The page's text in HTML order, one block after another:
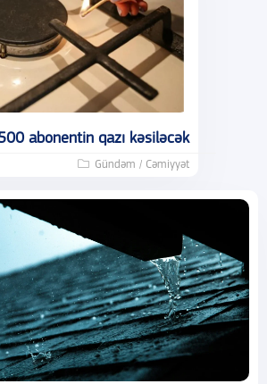
abonentin qazı kəsiləcək
Gündəm / Cəmiyyət